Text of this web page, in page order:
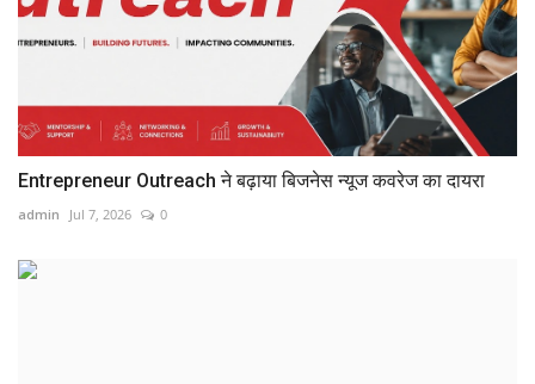
Entrepreneur Outreach ने बढ़ाया बिजनेस न्यूज कवरेज का दायरा
admin Jul 7, 2026 0